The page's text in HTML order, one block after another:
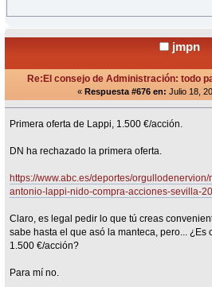
jmpn
Re:El consejo de Administración: todo
« Respuesta #676 en: Julio 18,
Primera oferta de Lappi, 1.500 €/acción.
DN ha rechazado la primera oferta.
https://www.abc.es/deportes/
antonio-lappi-nido-compra-acciones-sevilla-
Claro, es legal pedir lo que tú creas
sabe hasta el que asó la manteca, pero... ¿Es
1.500 €/acción?
Para mí no.